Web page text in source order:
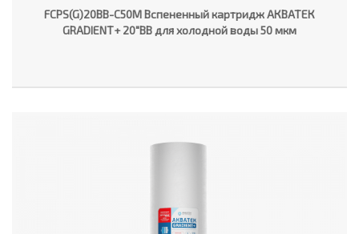
FCPS(G)20BB-C50M Вспененный картридж АКВАТЕК
GRADIENT+ 20"ВВ для холодной воды 50 мкм